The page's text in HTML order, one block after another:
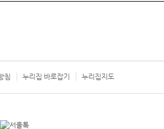
침 누리집 바로잡기 누리집지도